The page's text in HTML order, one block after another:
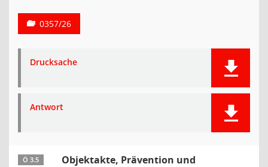
0357/26
Drucksache
Antwort
Ö 3.5
Objektakte, Prävention und